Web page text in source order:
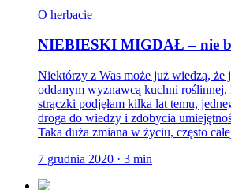
O herbacie
NIEBIESKI MIGDAŁ – nie
Niektórzy z Was może już wiedzą, że
oddanym wyznawcą kuchni roślinnej.
strączki podjęłam kilka lat temu,
droga do wiedzy i zdobycia
Taka duża zmiana w życiu, często
7 grudnia 2020 · 3 min